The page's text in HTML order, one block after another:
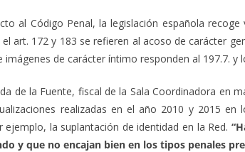
al Código Penal, la legislación española
art. 172 y 183 se refieren al acoso de carácter
imágenes de carácter íntimo responden al 197.7.
de la Fuente, fiscal de la Sala Coordinadora en
realizadas en el año 2010 y 2015
ejemplo, la suplantación de identidad en la Red.
y que no encajan bien en los tipos penales